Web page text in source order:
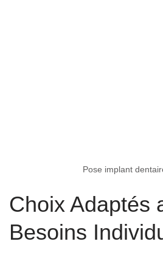
Pose implant
Choix Adaptés
Besoins